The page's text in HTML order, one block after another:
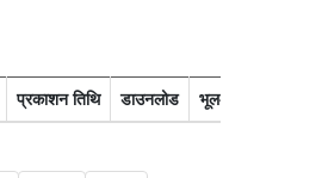
प्रकाशन तिथि डाउनलोड भूल-सुधार